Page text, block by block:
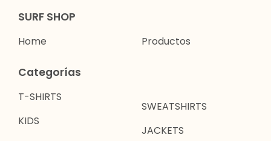
SURF SHOP
Home Productos
Categorías
T-SHIRTS
KIDS
SWEATSHIRTS
JACKETS